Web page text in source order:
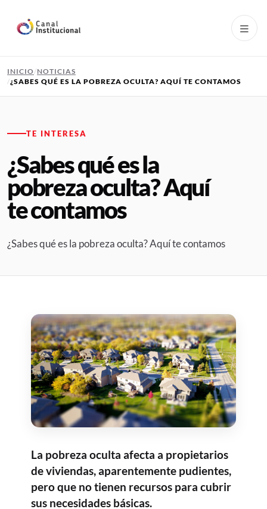
INICIO NOTICIAS
¿SABES QUÉ ES LA POBREZA OCULTA? AQUÍ TE CONTAMOS
TE INTERESA
¿Sabes qué es la
pobreza oculta? Aquí
te contamos
¿Sabes qué es la pobreza oculta? Aquí te contamos
La pobreza oculta afecta a propietarios
de viviendas, aparentemente pudientes,
pero que no tienen recursos para cubrir
sus necesidades básicas.